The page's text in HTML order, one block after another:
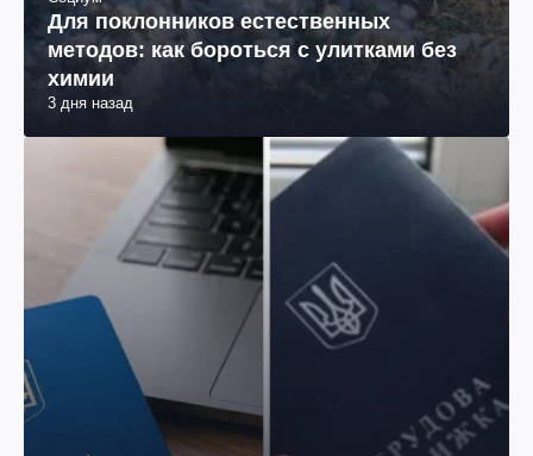
Для поклонников естественных
методов: как бороться с улитками без
химии
3 дня назад